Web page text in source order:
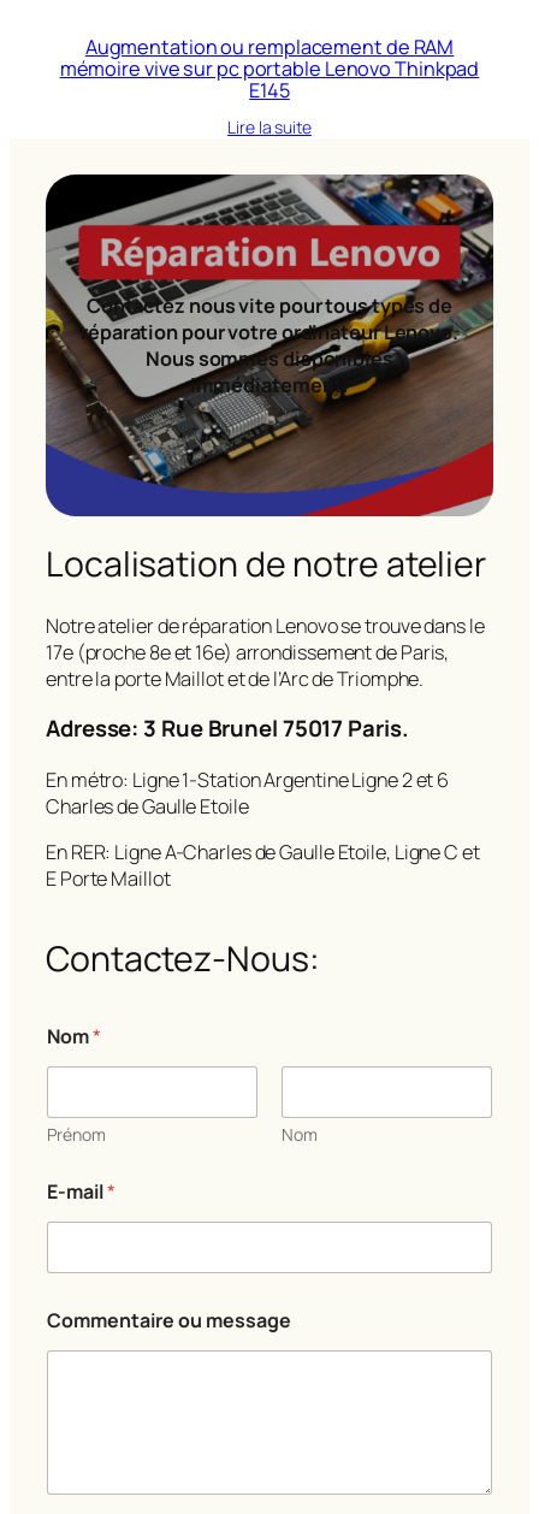
Augmentation ou remplacement de RAM
mémoire vive sur pc portable Lenovo Thinkpad
E145
Lire la suite
Contactez nous vite pour tous types de
réparation pour votre ordinateur Lenovo.
Nous sommes disponibles
immédiatement!
Localisation de notre atelier
Notre atelier de réparation Lenovo se trouve dans le
17e (proche 8e et 16e) arrondissement de Paris,
entre la porte Maillot et de l’Arc de Triomphe.
Adresse: 3 Rue Brunel 75017 Paris.
En métro: Ligne 1-Station Argentine Ligne 2 et 6
Charles de Gaulle Etoile
En RER: Ligne A-Charles de Gaulle Etoile, Ligne C et
E Porte Maillot
Contactez-Nous:
Nom*
Prénom Nom
C
o
m
n
t
a
m
E-mail*
Commentaire ou message